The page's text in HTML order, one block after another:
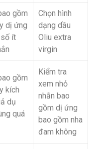
gồm
dị ứng
ít
Chọn hình
dạng dầu
Oliu extra
virgin
gồm
kích
dụ
quá
Kiểm tra
xem nhỏ
nhắn bao
gồm dị ứng
bao gồm nha
đam không